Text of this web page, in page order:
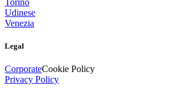
Udinese
Venezia
Legal
CorporateCookie Policy
Privacy Policy